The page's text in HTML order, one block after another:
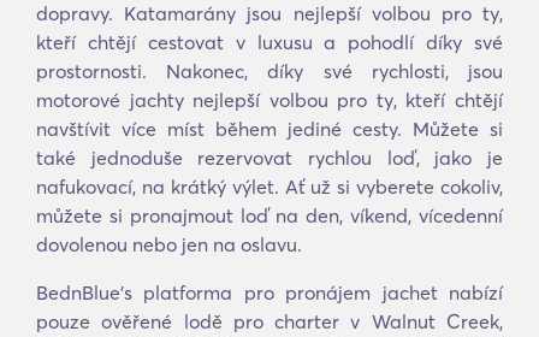
dopravy. Katamarány jsou nejlepší volbou pro ty,
kteří chtějí cestovat v luxusu a pohodlí díky své
prostornosti. Nakonec, díky své rychlosti, jsou
motorové jachty nejlepší volbou pro ty, kteří chtějí
navštívit více míst během jediné cesty. Můžete si
také jednoduše rezervovat rychlou loď, jako je
nafukovací, na krátký výlet. Ať už si vyberete cokoliv,
můžete si pronajmout loď na den, víkend, vícedenní
dovolenou nebo jen na oslavu.
BednBlue's platforma pro pronájem jachet nabízí
pouze ověřené lodě pro charter v Walnut Creek,